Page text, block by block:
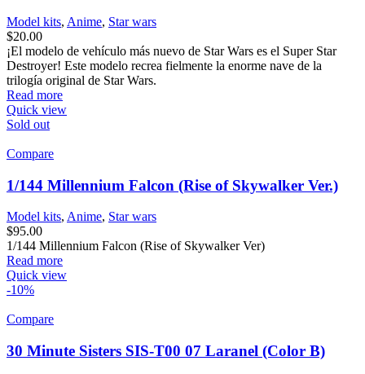
Model kits, Anime, Star wars
$20.00
¡El modelo de vehículo más nuevo de Star Wars es el Super Star
Destroyer! Este modelo recrea fielmente la enorme nave de la
trilogía original de Star Wars.
Read more
Quick view
Sold out
Compare
1/144 Millennium Falcon (Rise of Skywalker Ver.)
Model kits, Anime, Star wars
$95.00
1/144 Millennium Falcon (Rise of Skywalker Ver)
Read more
Quick view
-10%
Compare
30 Minute Sisters SIS-T00 07 Laranel (Color B)